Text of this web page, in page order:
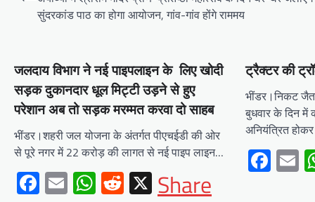
navigation
सुंदरकांड पाठ का होगा आयोजन, गांव-गांव होंगे राममय
जलदाय विभाग ने नई पाइपलाइन के लिए खोदी
सड़क दुकानदार धूल मिट्टी उड़ने से हुए
परेशान अब तो सड़क मरम्मत करवा दो साहब
भींडर।शहरी जल योजना के अंतर्गत पीएचईडी की ओर
से पूरे नगर में 22 करोड़ की लागत से नई पाइप लाइन…
Facebook
EmailWhatsApp
Reddit
X
Share
ट्रैक्टर की
भींडर।निकट
बुधवार के दिन में
अनियंत्रित
Mewari Khabar August 2, 2026
बनाया, जिसके तहत पानी,…
Facebook
EmailWhatsApp
Reddit
X
Share
मुख्यमंत्री ने उदयपुर में शहरी सेवा